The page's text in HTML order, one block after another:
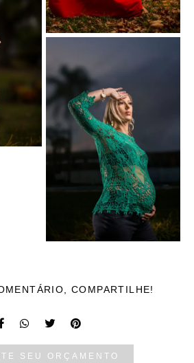
COMPARTILHE!
SEU ORÇAMENTO